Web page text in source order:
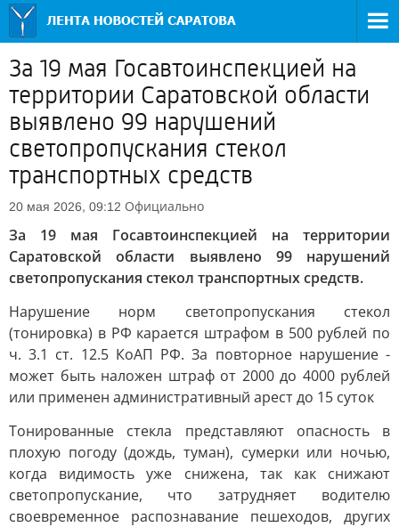
За 19 мая Госавтоинспекцией на
территории Саратовской области
выявлено 99 нарушений
светопропускания стекол
транспортных средств
20 мая 2026, 09:12 Официально
За 19 мая Госавтоинспекцией на территории
Саратовской области выявлено 99 нарушений
светопропускания стекол транспортных средств.
Нарушение норм светопропускания стекол
(тонировка) в РФ карается штрафом в 500 рублей по
ч. 3.1 ст. 12.5 КоАП РФ. За повторное нарушение -
может быть наложен штраф от 2000 до 4000 рублей
или применен административный арест до 15 суток
Тонированные стекла представляют опасность в
плохую погоду (дождь, туман), сумерки или ночью,
когда видимость уже снижена, так как снижают
светопропускание, что затрудняет водителю
своевременное распознавание пешеходов, других